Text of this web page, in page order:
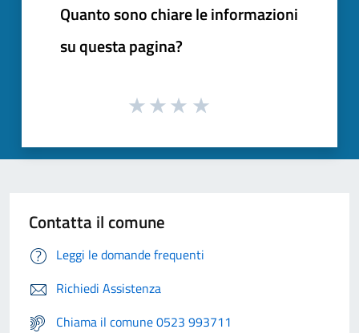
Quanto sono chiare le informazioni
su questa pagina?
Contatta il comune
Leggi le domande frequenti
Richiedi Assistenza
Chiama il comune 0523 993711